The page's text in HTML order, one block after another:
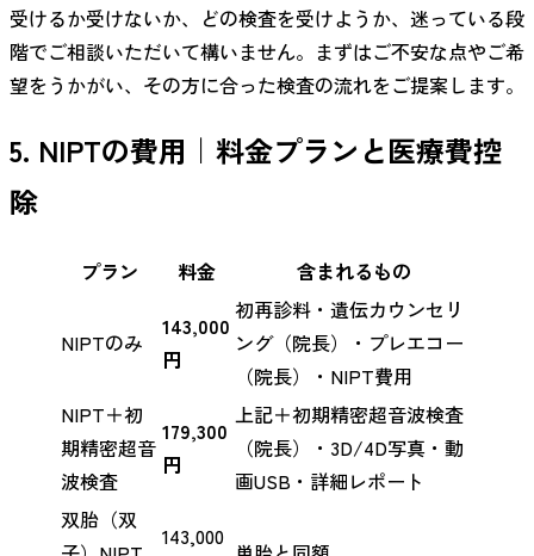
受けるか受けないか、どの検査を受けようか、迷っている段
階でご相談いただいて構いません。まずはご不安な点やご希
望をうかがい、その方に合った検査の流れをご提案します。
5. NIPTの費用｜料金プランと医療費控
除
プラン 料金 含まれるもの
NIPTのみ
143,000
円
初再診料・遺伝カウンセリ
ング（院長）・プレエコー
（院長）・NIPT費用
NIPT＋初
期精密超音
波検査
179,300
円
上記＋初期精密超音波検査
（院長）・3D/4D写真・動
画USB・詳細レポート
双胎（双
143,000